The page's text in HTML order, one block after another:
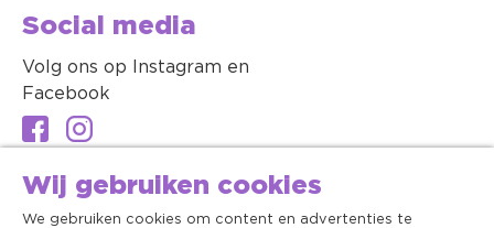
Social media
Volg ons op Instagram en
Facebook
Wij gebruiken cookies
We gebruiken cookies om content en advertenties te